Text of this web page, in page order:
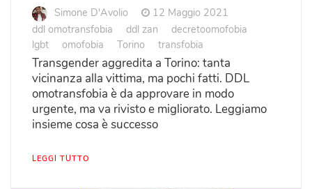
Simone D'Avolio
12 Maggio 2021
ddl omotransfobia
ddl zan
decretoomofobia
lgbt
omofobia Torino transfobia
Transgender aggredita a Torino: tanta
vicinanza alla vittima, ma pochi fatti. DDL
omotransfobia è da approvare in modo
urgente, ma va rivisto e migliorato. Leggiamo
insieme cosa è successo
LEGGI TUTTO